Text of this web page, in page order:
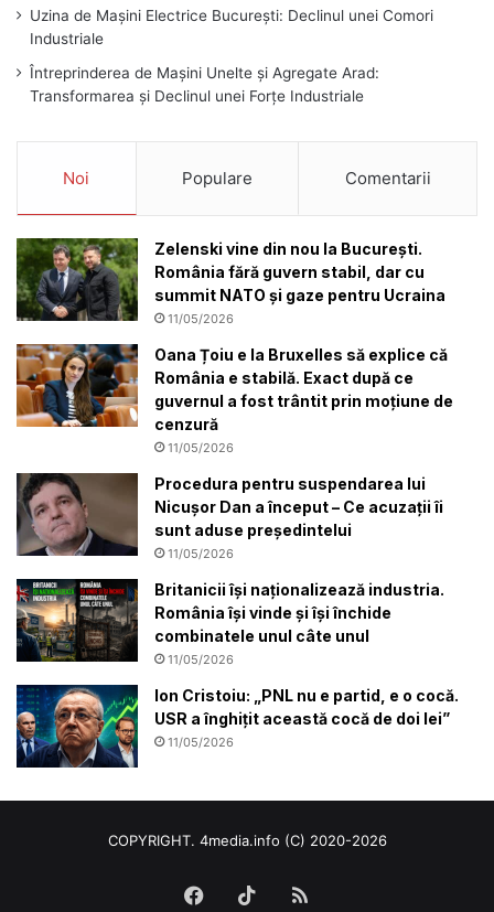
Uzina de Mașini Electrice București: Declinul unei Comori
Industriale
Întreprinderea de Mașini Unelte și Agregate Arad:
Transformarea și Declinul unei Forțe Industriale
Noi Populare Comentarii
Zelenski vine din nou la București.
România fără guvern stabil, dar cu
summit NATO și gaze pentru Ucraina
11/05/2026
Oana Țoiu e la Bruxelles să explice că
România e stabilă. Exact după ce
guvernul a fost trântit prin moțiune de
cenzură
11/05/2026
Procedura pentru suspendarea lui
Nicușor Dan a început – Ce acuzații îi
sunt aduse preşedintelui
11/05/2026
Britanicii își naționalizează industria.
România își vinde și își închide
combinatele unul câte unul
11/05/2026
Ion Cristoiu: „PNL nu e partid, e o cocă.
USR a înghițit această cocă de doi lei”
11/05/2026
COPYRIGHT. 4media.info (C) 2020-2026
Facebook
TikTokRSS